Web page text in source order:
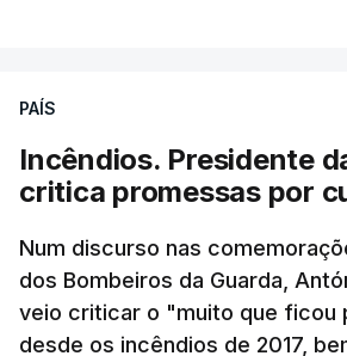
PAÍS
Incêndios. Presidente
critica promessas por
Num discurso nas
dos Bombeiros da Guarda,
veio criticar o "muito que ficou
desde os incêndios de 2017,